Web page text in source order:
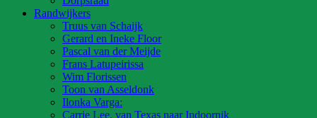
Randwijkers
Truus van Schaijk
Gerard en Ineke Floor
Pascal van der Meijde
Frans Latupeirissa
Wim Florissen
Toon van Asseldonk
Ilonka Varga:
Carrie Lee, van Texas naar Indoornik